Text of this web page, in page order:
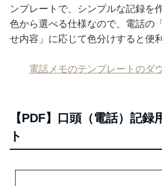
ンプレートで、シンプルな記録を
色から選べる仕様なので、電話の
せ内容」に応じて色分けすると便
電話メモのテンプレートのダ
【PDF】口頭（電話）記録
ト